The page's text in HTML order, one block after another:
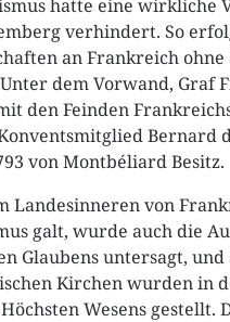
hatte eine wirkliche
verhindert. So
an Frankreich
dem Vorwand, Graf
den Feinden
Bernard
von Montbéliard Besitz.
Landesinneren von
galt, wurde auch die
Glaubens untersagt, und
Kirchen wurden in
Wesens gestellt.